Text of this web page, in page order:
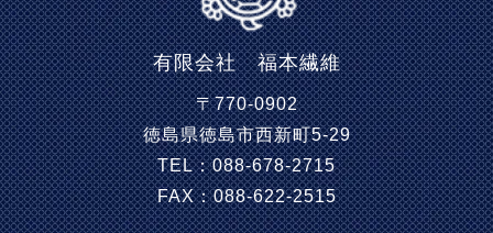
有限会社 福本繊維
〒770-0902
徳島県徳島市西新町5-29
TEL：088-678-2715
FAX：088-622-2515